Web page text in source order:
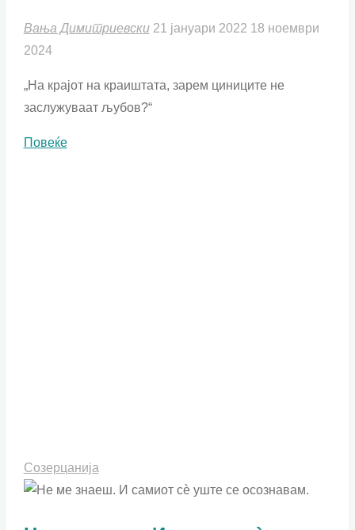
Вања Димитриевски 21 јануари 2022 18 ноември
2024
„На крајот на краиштата, зарем циниците не
заслужуваат љубов?“
Повеќе"Љубовницата
Созерцанија